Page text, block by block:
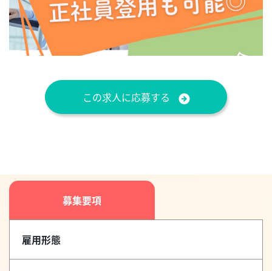
この求人に応募する
募集要項
雇用形態